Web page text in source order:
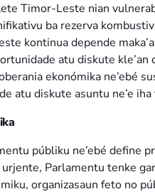
Timor-Leste nian
ba rezerva
kontinua depende
atu diskute kle’an
ekonómika ne’ebé
atu diskute asuntu ne’e
públiku ne’ebé define
Parlamentu tenke
organizasaun feto no